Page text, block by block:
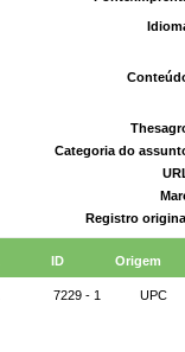
Categoria do
Registro
ID Origem
7229 - 1 UPC